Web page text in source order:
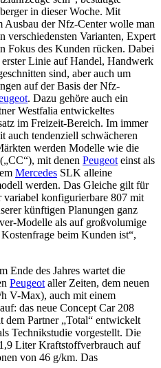
in dieser Woche. Mit
Ausbau der Nfz-Center wolle man
verschiedensten Varianten, Expert
Fokus des Kunden rücken. Dabei
Linie auf Handel, Handwerk
sind, aber auch um
auf der Basis der Nfz-
. Dazu gehöre auch ein
Westfalia entwickeltes
im Freizeit-Bereich. Im immer
auch tendenziell schwächeren
werden Modelle wie die
mit denen Peugeot einst als
Mercedes SLK alleine
werden. Das Gleiche gilt für
konfigurierbare 807 mit
künftigen Planungen ganz
Modelle als auf großvolumige
beim Kunden ist“,
Ende des Jahres wartet die
Peugeot aller Zeiten, dem neuen
V-Max), auch mit einem
das neue Concept Car 208
dem Partner „Total“ entwickelt
Technikstudie vorgestellt. Die
Liter Kraftstoffverbrauch auf
von 46 g/km. Das